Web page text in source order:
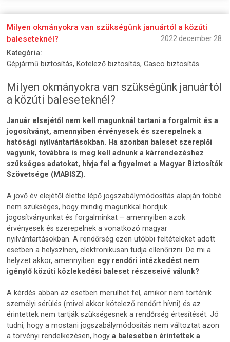
Milyen okmányokra van szükségünk januártól a közúti
baleseteknél?
2022 december 28.
Kategória:
Gépjármű biztosítás, Kötelező biztosítás, Casco biztosítás
Milyen okmányokra van szükségünk januártól
a közúti baleseteknél?
Január elsejétől nem kell magunknál tartani a forgalmit és a
jogosítványt, amennyiben érvényesek és szerepelnek a
hatósági nyilvántartásokban. Ha azonban baleset szereplői
vagyunk, továbbra is meg kell adnunk a kárrendezéshez
szükséges adatokat, hívja fel a figyelmet a Magyar Biztosítók
Szövetsége (MABISZ).
A jövő év elejétől életbe lépő jogszabálymódosítás alapján többé
nem szükséges, hogy mindig magunkkal hordjuk
jogosítványunkat és forgalminkat – amennyiben azok
érvényesek és szerepelnek a vonatkozó magyar
nyilvántartásokban. A rendőrség ezen utóbbi feltételeket adott
esetben a helyszínen, elektronikusan tudja ellenőrizni. De mi a
helyzet akkor, amennyiben egy rendőri intézkedést nem
igénylő közúti közlekedési baleset részeseivé válunk?
A kérdés abban az esetben merülhet fel, amikor nem történik
személyi sérülés (mivel akkor kötelező rendőrt hívni) és az
érintettek nem tartják szükségesnek a rendőrség értesítését. Jó
tudni, hogy a mostani jogszabálymódosítás nem változtat azon
a törvényi rendelkezésen, hogya balesetben érintettek a